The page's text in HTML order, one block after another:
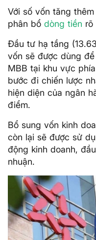
Với số vốn tăng
phân bổ dòng tiền rõ
Đầu tư hạ tầng
vốn sẽ được dùng
MBB tại khu vực
bước đi chiến lược
hiện diện của ngân
điểm.
Bổ sung vốn kinh
còn lại sẽ được sử
động kinh doanh,
nhuận.